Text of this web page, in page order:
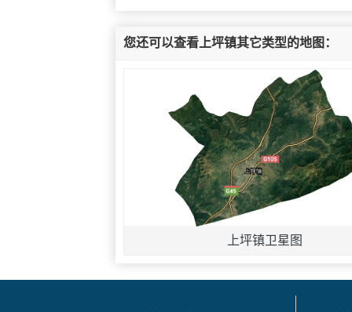
您还可以查看上坪镇其它类型的地图：
上坪镇卫星图